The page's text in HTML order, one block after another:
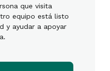
que visita
equipo está listo
y ayudar a apoyar